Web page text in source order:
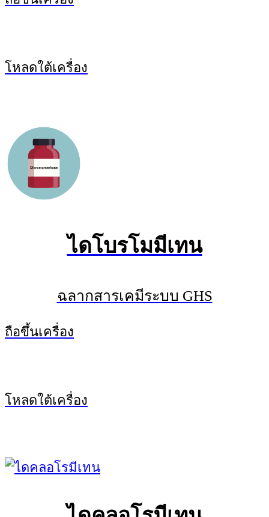
โหลดใต้เครื่อง
ไดโบรโมมีเทน
ฉลากสารเคมีระบบ GHS
ถือขึ้นเครื่อง
โหลดใต้เครื่อง